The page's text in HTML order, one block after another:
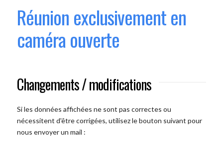
Réunion exclusivement en
caméra ouverte
Changements / modifications
Si les données affichées ne sont pas correctes ou
nécessitent d'être corrigées, utilisez le bouton suivant pour
nous envoyer un mail :